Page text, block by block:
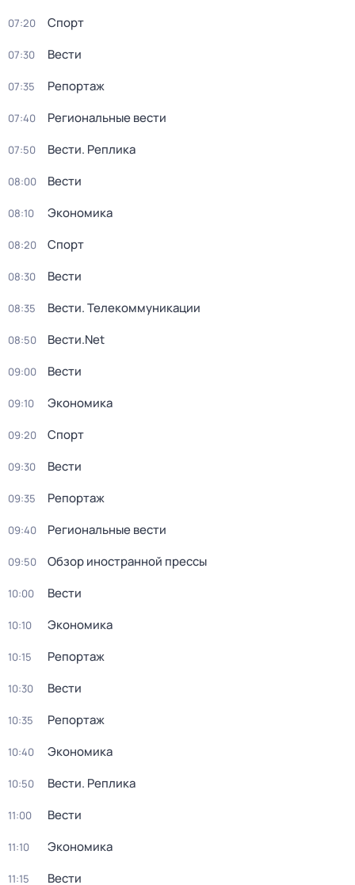
07:20 Спорт
07:30 Вести
07:35 Репортаж
07:40 Региональные вести
07:50 Вести. Реплика
08:00 Вести
08:10 Экономика
08:20 Спорт
08:30 Вести
08:35 Вести. Телекоммуникации
08:50 Вести.Net
09:00 Вести
09:10 Экономика
09:20 Спорт
09:30 Вести
09:35 Репортаж
09:40 Региональные вести
09:50 Обзор иностранной прессы
10:00 Вести
10:10 Экономика
10:15 Репортаж
10:30 Вести
10:35 Репортаж
10:40 Экономика
10:50 Вести. Реплика
11:00 Вести
11:10 Экономика
11:15 Вести